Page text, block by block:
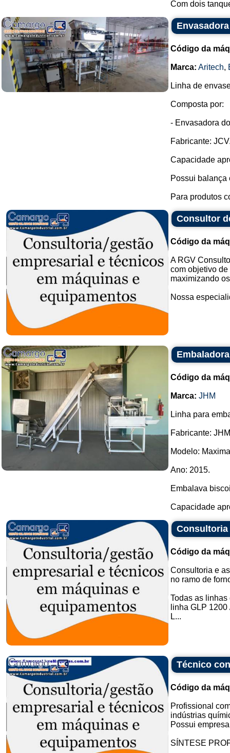
Com dois
Código da
Marca: Aritech,
Linha de
Composta por:
- Envasadora
Fabricante:
Capacidade
Possui balança
Para produtos
Consultor
Código da
A RGV
com objetivo
maximizando
Nossa
Código da
Marca: JHM
Linha para
Fabricante:
Modelo:
Ano: 2015.
Embalava
Capacidade
Consultoria
Código da
Consultoria e
no ramo de
Todas as
linha GLP
L...
Técnico
Código da
Profissional
indústrias
Possui
SÍNTESE